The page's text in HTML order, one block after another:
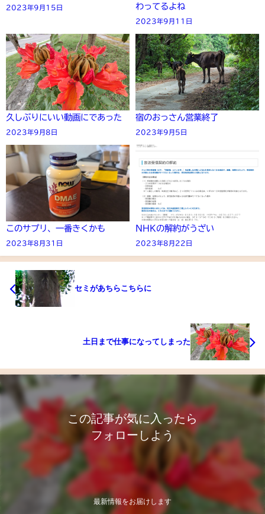
2023年9月15日
わってるよね
2023年9月11日
久しぶりにいい動画にであった
2023年9月8日
宿のおっさん営業終了
2023年9月5日
このサプリ、一番きくかも
2023年8月31日
NHKの解約がうざい
2023年8月22日
セミがあちらこちらに
土日まで仕事になってしまった
この記事が気に入ったら
フォローしよう
最新情報をお届けします